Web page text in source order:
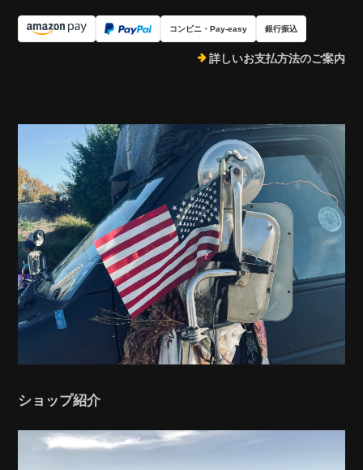
コンビニ・Pay-easy 銀行振込
詳しいお支払方法のご案内
ショップ紹介